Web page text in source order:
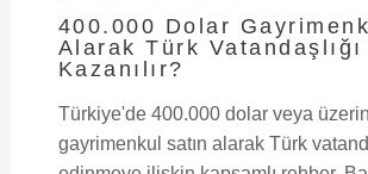
400.000 Dolar
Alarak Türk Vatandaşlığı
Kazanılır?
Türkiye'de 400.000 dolar veya
gayrimenkul satın alarak Türk